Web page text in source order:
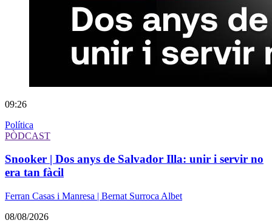
09:26
Política
PÒDCAST
Snooker | Dos anys de Salvador Illa: unir i servir no
era tan fàcil
Ferran Casas i Manresa | Bernat Surroca Albet
08/08/2026